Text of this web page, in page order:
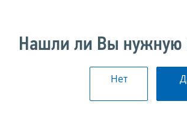
Нашли ли Вы нужную
Нет